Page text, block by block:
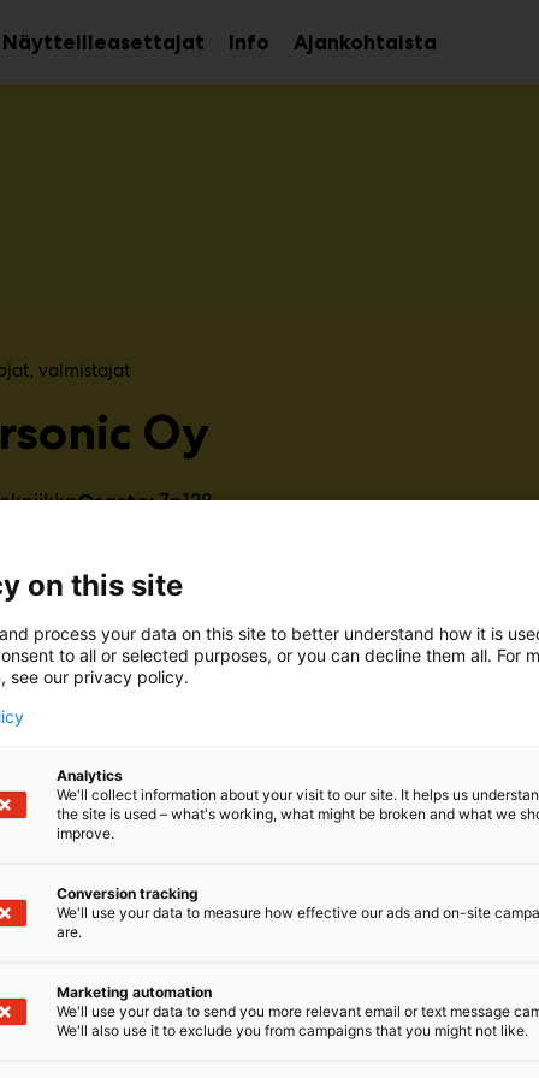
Näytteilleasettajat InfoAvaa
alavalikko
Ajankohtaista
valmistajat​
Oy
Osasto: 7p138
ja myyntiin erikoistunut yritys Suomessa.
kattavan valikoiman tuotteita elämys- ja tapahtuma-
, video- ja AV-viestintäratkaisuja jälleenmyyjille,
pystyt tutustumaan esimerkiksi
uutuuksiin. Esittelemme osastollamme
on this site
process your data on this site to better understand how it is
to all or selected purposes, or you can decline them all. For
see our privacy policy.
Analytics
We'll collect information about your visit to our site. It helps us
the site is used – what's working, what might be broken and what we
improve.
Conversion tracking
We'll use your data to measure how effective our ads and on-site
are.
Marketing automation
We'll use your data to send you more relevant email or text message
We'll also use it to exclude you from campaigns that you might not like.